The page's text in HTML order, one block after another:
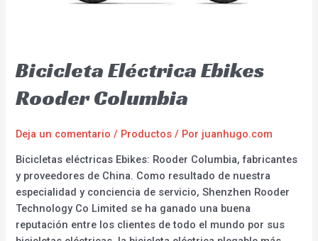
Bicicleta Eléctrica Ebikes
Rooder Columbia
Deja un comentario / Productos / Por juanhugo.com
Bicicletas eléctricas Ebikes: Rooder Columbia, fabricantes
y proveedores de China. Como resultado de nuestra
especialidad y conciencia de servicio, Shenzhen Rooder
Technology Co Limited se ha ganado una buena
reputación entre los clientes de todo el mundo por sus